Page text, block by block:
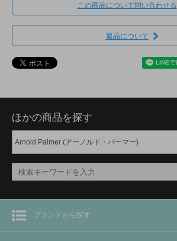
この商品について問い合わせる
返品について
ほかの商品を探す
ブランドから探す